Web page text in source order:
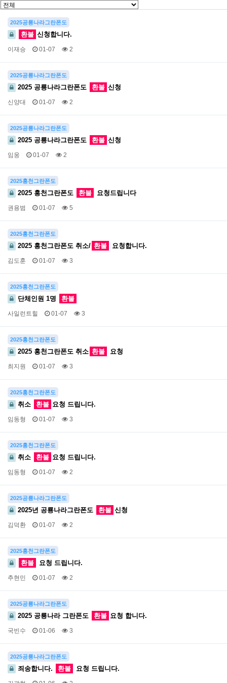
2025공룡나라그란폰도
환불 신청합니다.
이재승 01-07 2
2025공룡나라그란폰도
2025 공룡나라그란폰도 환불 신청
신양대 01-07 2
2025공룡나라그란폰도
2025 공룡나라그란폰도 환불 신청
임웅 01-07 2
2025홍천그란폰도
2025 홍천그란폰도 환불 요청드립니다
권용범 01-07 5
2025홍천그란폰도
2025 홍천그란폰도 취소/ 환불 요청합니다.
김도훈 01-07 3
2025홍천그란폰도
단체인원 1명 환불
사일런트힐 01-07 3
2025홍천그란폰도
2025 홍천그란폰도 취소 환불 요청
최지원 01-07 3
2025홍천그란폰도
취소 환불 요청 드립니다.
임동형 01-07 3
2025홍천그란폰도
취소 환불 요청 드립니다.
임동형 01-07 2
2025공룡나라그란폰도
2025년 공룡나라그란폰도 환불 신청
김덕환 01-07 2
2025홍천그란폰도
환불 요청 드립니다.
추현민 01-07 2
2025공룡나라그란폰도
2025 공룡나라 그란폰도 환불 요청 합니다.
국빈수 01-06 3
2025공룡나라그란폰도
죄송합니다. 환불 요청 드립니다.